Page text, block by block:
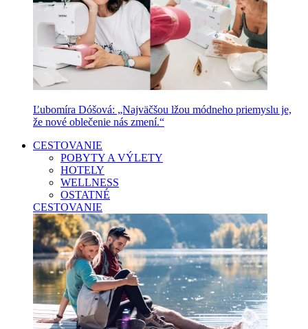
Ľubomíra Dóšová: „Najväčšou lžou módneho priemyslu je,
že nové oblečenie nás zmení.“
CESTOVANIE
POBYTY A VÝLETY
HOTELY
WELLNESS
OSTATNÉ
CESTOVANIE